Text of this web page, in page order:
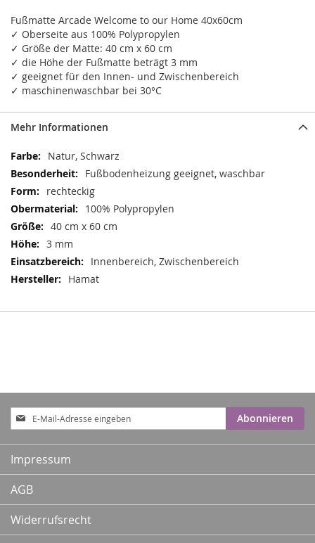
Fußmatte Arcade Welcome to our Home 40x60cm
✓ Oberseite aus 100% Polypropylen
✓ Größe der Matte: 40 cm x 60 cm
✓ die Höhe der Fußmatte beträgt 3 mm
✓ geeignet für den Innen- und Zwischenbereich
✓ maschinenwaschbar bei 30°C
Mehr Informationen
Mehr
Informationen
Natur, Schwarz
Fußbodenheizung geeignet, waschbar
rechteckig
100% Polypropylen
40 cm x 60 cm
3 mm
Innenbereich, Zwischenbereich
Hamat
Anmeldung
zum
Newsletter:
Abonnieren
Impressum
AGB
Widerrufsrecht